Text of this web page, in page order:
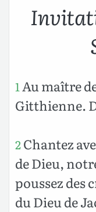
1 Au maître
Gitthienne.
2Chantez
de Dieu,
poussez des
du Dieu de